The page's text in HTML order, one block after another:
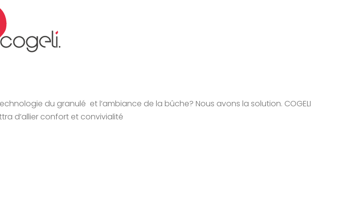
du granulé et l’ambiance de la bûche? Nous avons la solution. COGELI
d’allier confort et convivialité